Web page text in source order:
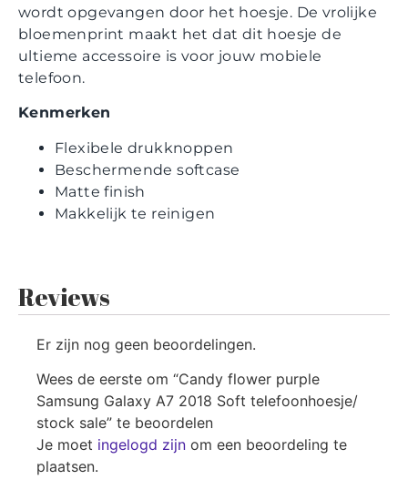
wordt opgevangen door het hoesje. De vrolijke
bloemenprint maakt het dat dit hoesje de
ultieme accessoire is voor jouw mobiele
telefoon.
Kenmerken
Flexibele drukknoppen
Beschermende softcase
Matte finish
Makkelijk te reinigen
Reviews
Er zijn nog geen beoordelingen.
Wees de eerste om “Candy flower purple
Samsung Galaxy A7 2018 Soft telefoonhoesje/
stock sale” te beoordelen
Je moet ingelogd zijn om een beoordeling te
plaatsen.